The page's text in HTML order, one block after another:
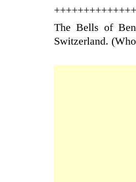
The Bells of
Switzerland.